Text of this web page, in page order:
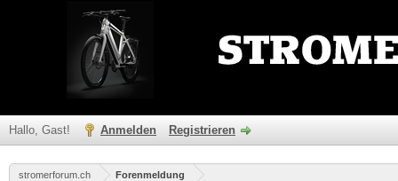
Hallo, Gast! Anmelden Registrieren
stromerforum.ch Forenmeldung